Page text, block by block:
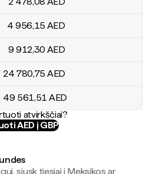
4 956,15 AED
9 912,30 AED
24 780,75 AED
49 561,51 AED
atvirkščiai?
AED į GBP
siųsk tiesiai į Meksikos ar